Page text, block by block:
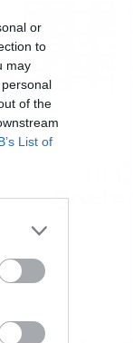
or
to
may
of the
List of